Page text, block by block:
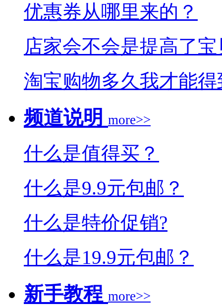
优惠券从哪里来的？
店家会不会是提高了
淘宝购物多久我才能
频道说明 more>>
什么是值得买？
什么是9.9元包邮？
什么是特价促销?
什么是19.9元包邮？
新手教程 more>>